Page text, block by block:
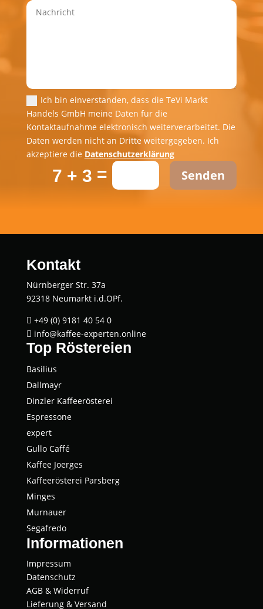
Ich bin einverstanden, dass die TeVi Markt
Handels GmbH meine Daten für die
Kontaktaufnahme elektronisch weiterverarbeitet. Die
Daten werden nicht an Dritte weitergegeben. Ich
akzeptiere die Datenschutzerklärung
7 + 3 = Senden
Kontakt
Nürnberger Str. 37a
92318 Neumarkt i.d.OPf.
 +49 (0) 9181 40 54 0
 info@kaffee-experten.online
Top Röstereien
Basi­li­us
Dall­mayr
Dinz­ler Kaffeerösterei
Espres­so­ne
expert
Gul­lo Caffé
Kaffee Joer­ges
Kaf­fee­rös­te­rei Parsberg
Min­ges
Mur­nau­er
Segaf­re­do
Informationen
Impressum
Datenschutz
AGB & Widerruf
Lieferung & Versand